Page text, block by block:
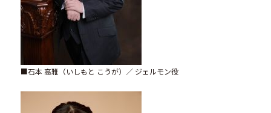
■石本 高雅（いしもと こうが）／ ジェルモン役